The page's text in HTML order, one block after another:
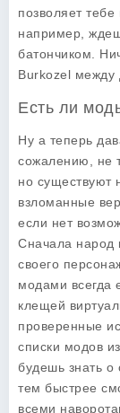
позволяет
например,
батончиком.
Burkozel между
Есть ли
Ну а теперь
сожалению, не
но существуют
взломанные
если нет
Сначала народ
своего
модами всегда
клещей
проверенные
списки модов
будешь знать о
тем быстрее
всеми